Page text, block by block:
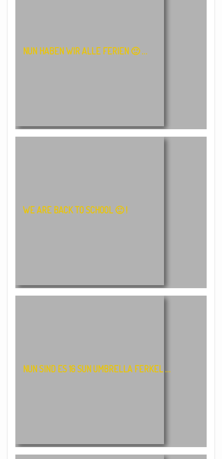
NUN HABEN WIR ALLE FERIEN 🙂 …
WE ARE BACK TO SCHOOL 🙂 !
NUN SIND ES 16 SUN UMBRELLA FERKEL …